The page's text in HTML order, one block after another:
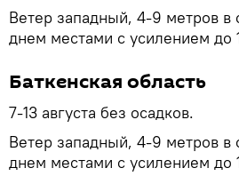
Ветер западный, 4-9 метров в
днем местами с усилением до
Баткенская область
7-13 августа без осадков.
Ветер западный, 4-9 метров в
днем местами с усилением до